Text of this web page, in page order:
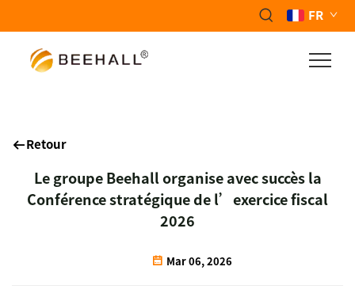
FR
Retour
Le groupe Beehall organise avec succès la
Conférence stratégique de l’exercice fiscal
2026
Mar 06, 2026